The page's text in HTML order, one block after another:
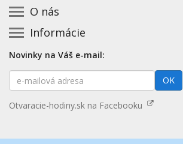
O nás
Kontakt na prevádzkovateľa
Zásady používania cookies
Prehlásenie o prístupnosti
Mapa stránok
Informácie
Základná registrácia otváracích hodín
Platené služby
Nenašli ste otváracie hodiny? Pošlite
Aktualizácia otváracích hodín
Novinky na Váš e-mail:
E-
mailová
OK
Otvaracie-hodiny.sk na Facebooku